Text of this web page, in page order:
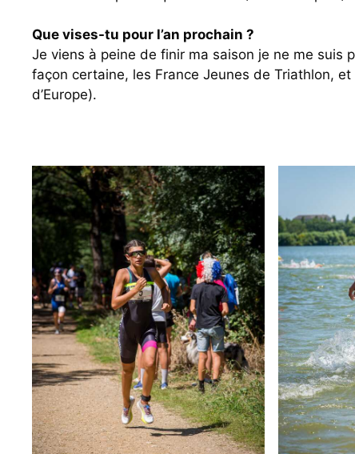
Que vises-tu pour l’an prochain ?
Je viens à peine de finir ma saison je ne me suis
façon certaine, les France Jeunes de Triathlon,
d’Europe).